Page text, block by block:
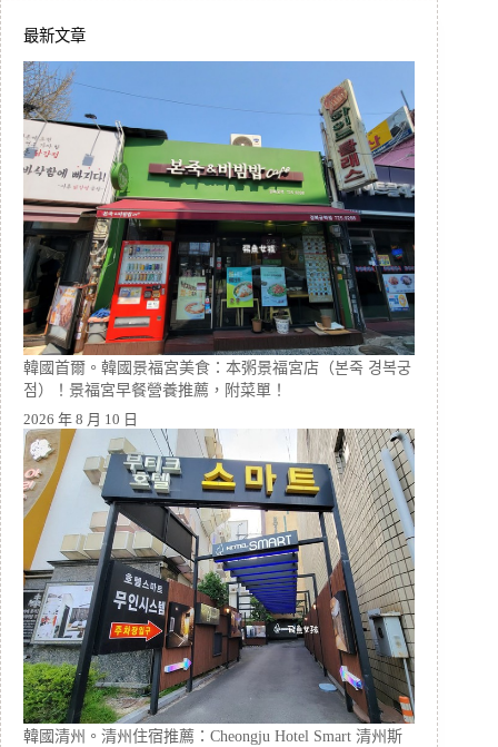
最新文章
韓國首爾。韓國景福宮美食：本粥景福宮店（본죽 경복궁
점）！景福宮早餐營養推薦，附菜單！
2026 年 8 月 10 日
韓國清州。清州住宿推薦：Cheongju Hotel Smart 清州斯